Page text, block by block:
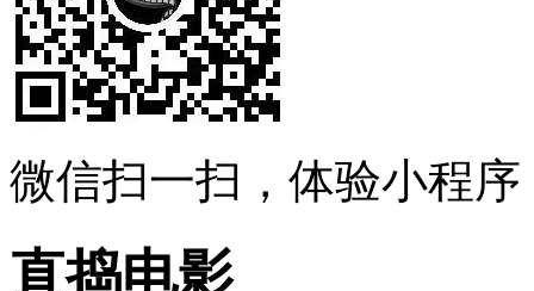
微信扫一扫，体验小程序
直捣电影